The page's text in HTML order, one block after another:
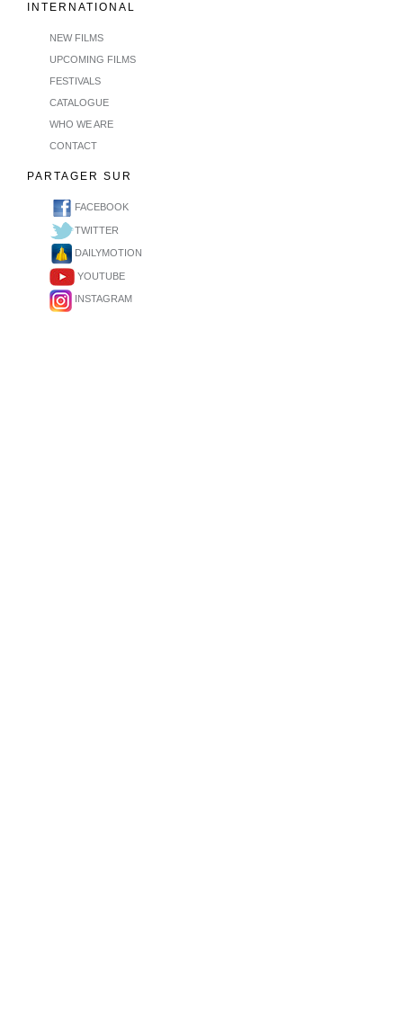
INTERNATIONAL
NEW FILMS
UPCOMING FILMS
FESTIVALS
CATALOGUE
WHO WE ARE
CONTACT
PARTAGER SUR
FACEBOOK
TWITTER
DAILYMOTION
YOUTUBE
INSTAGRAM